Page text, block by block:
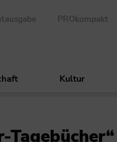
PROkompakt
Kultur